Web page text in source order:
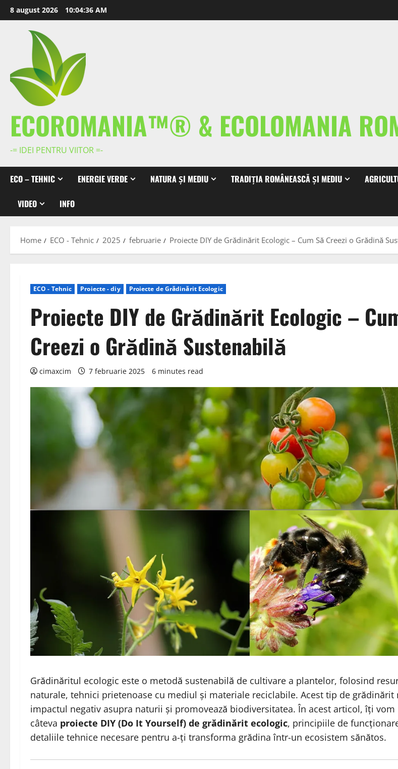
Skip
to
content
8 august 2026 10:04:37 AM
ECOROMANIA™® & ECOLOMANIA
-= IDEI PENTRU VIITOR =-
ECO – TEHNIC ENERGIE VERDE NATURA ȘI MEDIU TRADIȚIA ROMÂNEASCĂ ȘI MEDIU
VIDEO INFO
Home ECO - Tehnic 2025 februarie Proiecte DIY de Grădinărit Ecologic – Cum Să Creezi o Grădină
ECO - Tehnic Proiecte - diy Proiecte de Grădinărit Ecologic
Proiecte DIY de Grădinărit Ecologic –
Creezi o Grădină Sustenabilă
cimaxcim 7 februarie 2025 6 minutes read
Grădinăritul ecologic este o metodă sustenabilă de cultivare a plantelor, folosind
naturale, tehnici prietenoase cu mediul și materiale reciclabile. Acest tip de grădinărit
impactul negativ asupra naturii și promovează biodiversitatea. În acest articol, îți vom
câteva proiecte DIY (Do It Yourself) de grădinărit ecologic, principiile de
detaliile tehnice necesare pentru a-ți transforma grădina într-un ecosistem sănătos.